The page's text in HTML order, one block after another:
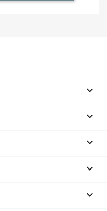



keyboard_arrow_down
